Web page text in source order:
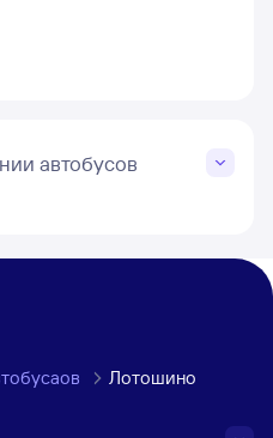
автобусов
Лотошино